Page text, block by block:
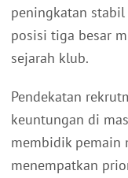
peningkatan
posisi tiga besar
sejarah klub.
Pendekatan
keuntungan di
membidik pemain
menempatkan